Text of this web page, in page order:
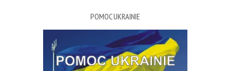
POMOC UKRAINIE